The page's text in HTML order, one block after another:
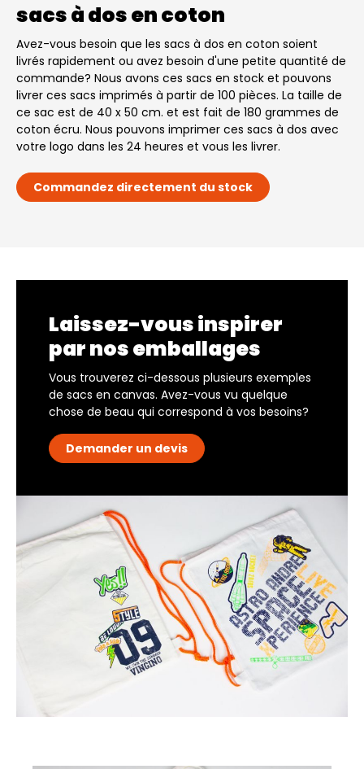
sacs à dos en coton
Avez-vous besoin que les sacs à dos en coton soient
livrés rapidement ou avez besoin d'une petite quantité de
commande? Nous avons ces sacs en stock et pouvons
livrer ces sacs imprimés à partir de 100 pièces. La taille de
ce sac est de 40 x 50 cm. et est fait de 180 grammes de
coton écru. Nous pouvons imprimer ces sacs à dos avec
votre logo dans les 24 heures et vous les livrer.
Commandez directement du stock
Laissez-vous inspirer
par nos emballages
Vous trouverez ci-dessous plusieurs exemples
de sacs en canvas. Avez-vous vu quelque
chose de beau qui correspond à vos besoins?
Demander un devis